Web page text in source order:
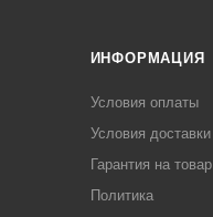
ИНФОРМАЦИЯ
Условия оплаты
Условия доставки
Гарантия на товар
Политика